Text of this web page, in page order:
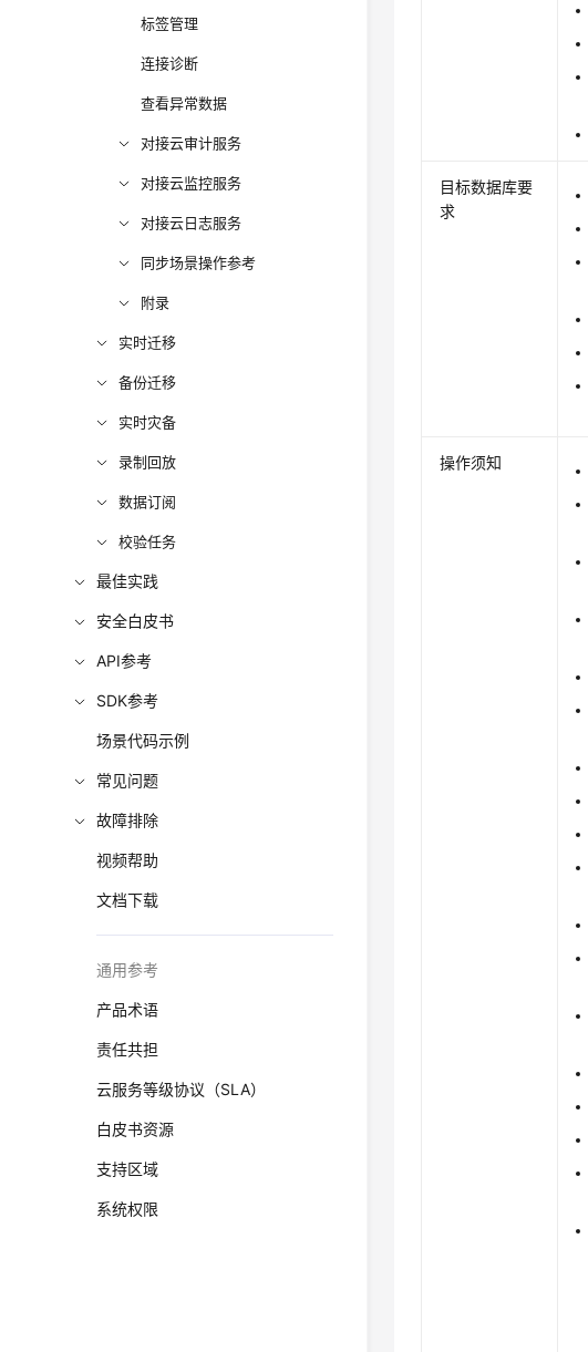
标签管理
连接诊断
查看异常数据
对接云审计服务
对接云监控服务
对接云日志服务
同步场景操作参考
附录
实时迁移
备份迁移
实时灾备
录制回放
数据订阅
校验任务
最佳实践
安全白皮书
API参考
SDK参考
场景代码示例
常见问题
故障排除
视频帮助
文档下载
通用参考
产品术语
责任共担
云服务等级协议（SLA）
白皮书资源
支持区域
系统权限
目标数据库要
求
操作须知